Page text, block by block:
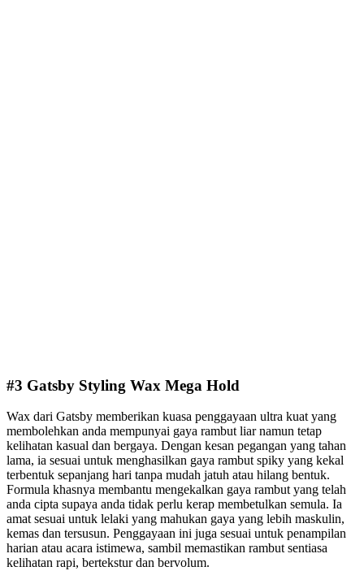
#3 Gatsby Styling Wax Mega Hold
Wax dari Gatsby memberikan kuasa penggayaan ultra kuat yang
membolehkan anda mempunyai gaya rambut liar namun tetap
kelihatan kasual dan bergaya. Dengan kesan pegangan yang tahan
lama, ia sesuai untuk menghasilkan gaya rambut spiky yang kekal
terbentuk sepanjang hari tanpa mudah jatuh atau hilang bentuk.
Formula khasnya membantu mengekalkan gaya rambut yang telah
anda cipta supaya anda tidak perlu kerap membetulkan semula. Ia
amat sesuai untuk lelaki yang mahukan gaya yang lebih maskulin,
kemas dan tersusun. Penggayaan ini juga sesuai untuk penampilan
harian atau acara istimewa, sambil memastikan rambut sentiasa
kelihatan rapi, bertekstur dan bervolum.